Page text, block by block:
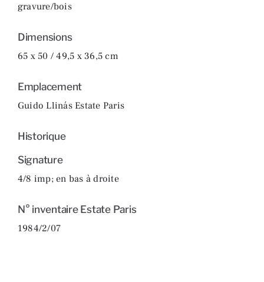
gravure/bois
Dimensions
65 x 50 / 49,5 x 36,5 cm
Emplacement
Guido Llinás Estate Paris
Historique
Signature
4/8 imp; en bas à droite
N° inventaire Estate Paris
1984/2/07